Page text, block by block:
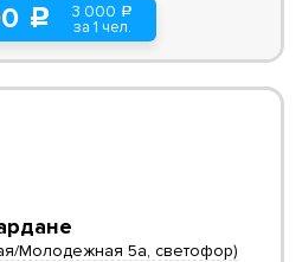
c 3 000 a
за 1 чел.
Молодежная 5а, светофор)